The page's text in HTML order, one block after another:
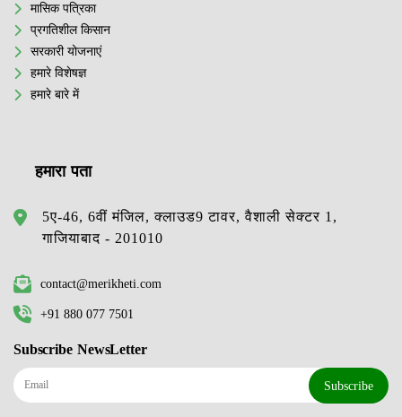
मासिक पत्रिका
प्रगतिशील किसान
सरकारी योजनाएं
हमारे विशेषज्ञ
हमारे बारे में
हमारा पता
5ए-46, 6वीं मंजिल, क्लाउड9 टावर, वैशाली सेक्टर 1,
गाजियाबाद - 201010
contact@merikheti.com
+91 880 077 7501
Subscribe NewsLetter
Subscribe